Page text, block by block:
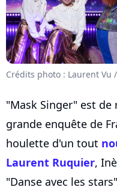
Crédits photo : Laurent Vu /
"Mask Singer" est de
grande enquête de
houlette d'un tout
Laurent Ruquier,
"Danse avec les